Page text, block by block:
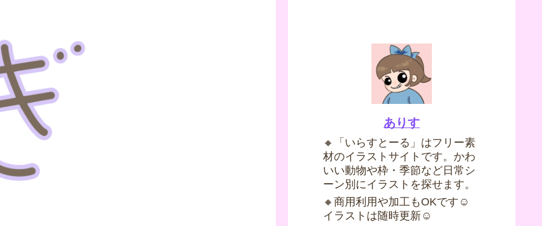
ありす
🔸「いらすとーる」はフリー素
材のイラストサイトです。かわ
いい動物や枠・季節など日常シ
ーン別にイラストを探せます。
🔸商用利用や加工もOKです☺
イラストは随時更新☺